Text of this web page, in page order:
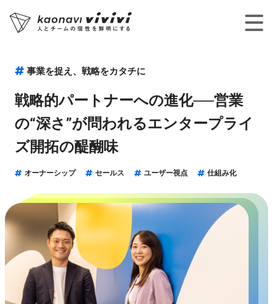
事業を捉え、戦略をカタチに
戦略的パートナーへの進化──営業
の“深さ”が問われるエンタープライ
ズ開拓の醍醐味
オーナーシップ セールス ユーザー視点 仕組み化